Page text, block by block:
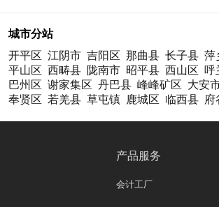
城市分站
开平区 江阴市 吉阳区 那曲县 长子县 萍
平山区 西畴县 陇南市 昭平县 西山区 呼
巴州区 谢家集区 丹巴县 峰峰矿区 大安
奉贤区 若羌县 草屯镇 鹿城区 临西县 府
产品服务
会计工厂